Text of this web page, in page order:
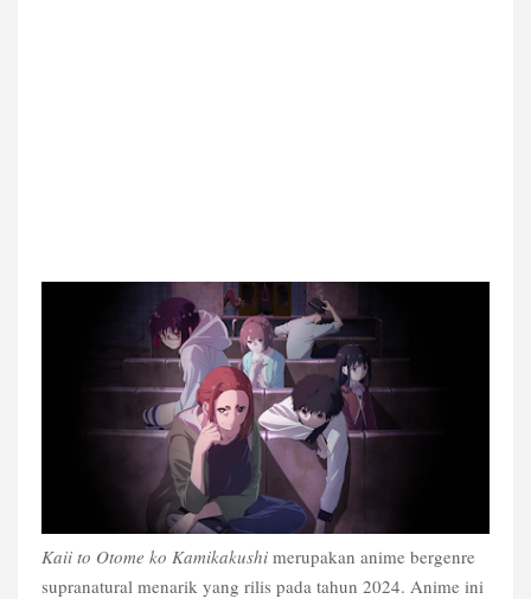
Kaii to Otome ko Kamikakushi merupakan anime bergenre
supranatural menarik yang rilis pada tahun 2024. Anime ini